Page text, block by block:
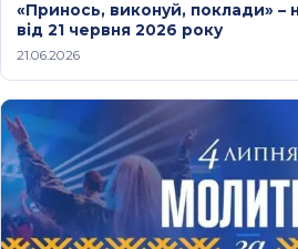
«Принось, виконуй, поклади» –
від 21 червня 2026 року
21.06.2026